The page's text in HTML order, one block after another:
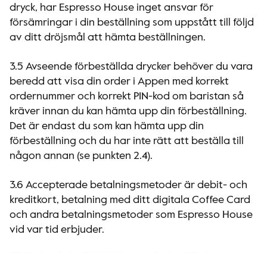
dryck, har Espresso House inget ansvar för
försämringar i din beställning som uppstått till följd
av ditt dröjsmål att hämta beställningen.
3.5 Avseende förbeställda drycker behöver du vara
beredd att visa din order i Appen med korrekt
ordernummer och korrekt PIN-kod om baristan så
kräver innan du kan hämta upp din förbeställning.
Det är endast du som kan hämta upp din
förbeställning och du har inte rätt att beställa till
någon annan (se punkten 2.4).
3.6 Accepterade betalningsmetoder är debit- och
kreditkort, betalning med ditt digitala Coffee Card
och andra betalningsmetoder som Espresso House
vid var tid erbjuder.